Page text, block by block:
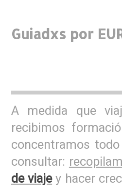
Guiadxs por
A medida que
recibimos
concentramos
consultar:
de viajey hacer